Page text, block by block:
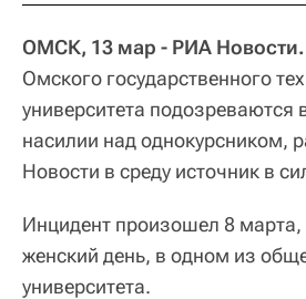
ОМСК, 13 мар - РИА Новости.
Омского государственного
университета подозреваются
насилии над однокурсником,
Новости в среду источник в
Инцидент произошел 8
женский день, в одном из
университета.